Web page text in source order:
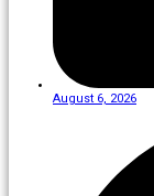
August 6, 2026